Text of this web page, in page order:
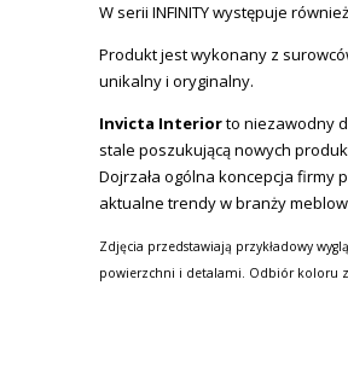
W serii INFINITY występuje
Produkt jest wykonany z
unikalny i oryginalny.
Invicta Interiorto niezawodny
stale poszukującą nowych
Dojrzała ogólna koncepcja firmy
aktualne trendy w branży
Zdjęcia przedstawiają przykładowy
powierzchni i detalami. Odbiór koloru